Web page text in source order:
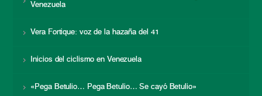
Venezuela
Vera Fortique: voz de la hazaña del 41
Inicios del ciclismo en Venezuela
«Pega Betulio… Pega Betulio… Se cayó Betulio»